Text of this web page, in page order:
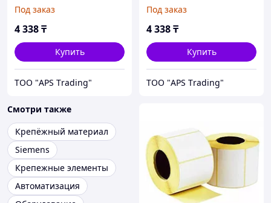
RDS
Под заказ
4 338₸
Купить
ТОО "APS Тrading"
RDS
Под заказ
4 338₸
Купить
ТОО "APS Тrading"
Смотри также
Крепёжный материал
Siemens
Крепежные элементы
Автоматизация